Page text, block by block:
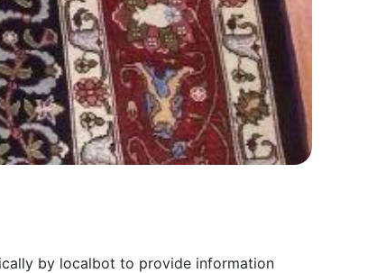
by localbot to provide information